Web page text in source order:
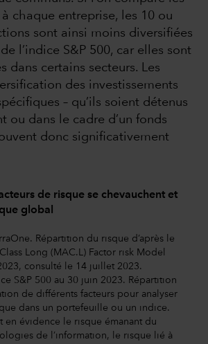
chaque entreprise, les 10 ou
sont ainsi moins diversifiées
l’indice S&P 500, car elles sont
dans certains secteurs. Les
des investissements
– qu’ils soient détenus
ou dans le cadre d’un fonds
donc significativement
de risque se chevauchent et
global
Répartition du risque d’après le
Long (MAC.L) Factor risk Model
consulté le 14 juillet 2023.
S&P 500 au 30 juin 2023. Répartition
de différents facteurs pour analyser
dans un portefeuille ou un indice.
en évidence le risque émanant du
de l’information, le risque lié à